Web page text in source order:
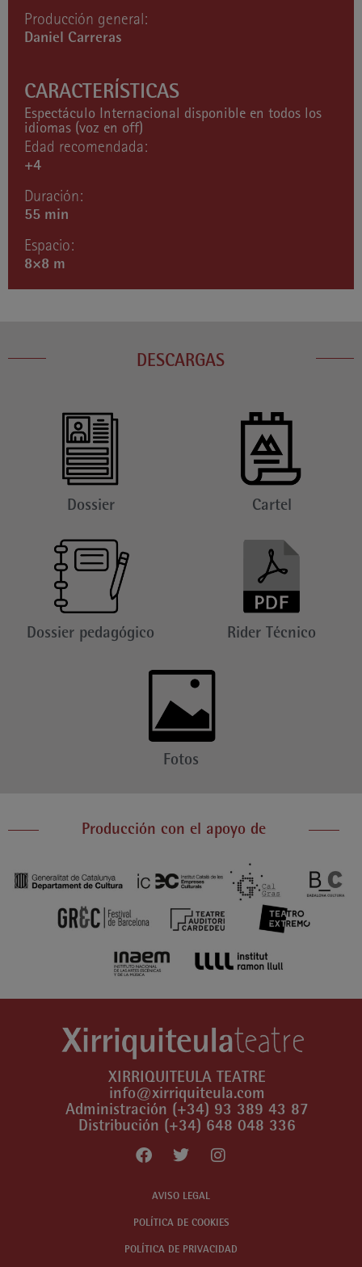
Producción general:
Daniel Carreras
CARACTERÍSTICAS
Espectáculo Internacional disponible en todos los
idiomas (voz en off)
Edad recomendada:
+4
Duración:
55 min
Espacio:
8×8 m
DESCARGAS
Dossier Cartel
Dossier pedagógico Rider Técnico
Fotos
Producción con el apoyo de
XIRRIQUITEULA TEATRE
info@xirriquiteula.com
Administración (+34) 93 389 43 87
Distribución (+34) 648 048 336
AVISO LEGAL
POLÍTICA DE COOKIES
POLÍTICA DE PRIVACIDAD